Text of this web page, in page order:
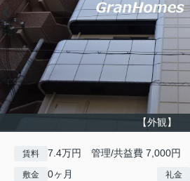
【外観】
賃料 7.4万円 管理/共益費 7,000円
敷金 0ヶ月 礼金